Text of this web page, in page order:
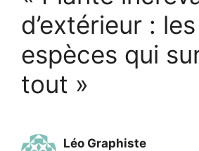
d’extérieur : les
espèces qui
tout »
Léo Graphiste